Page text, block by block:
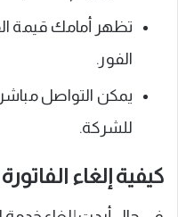
تظهر أمامك قيمة
الفور.
يمكن التواصل
للشركة.
كيفية إلغاء الفاتورة